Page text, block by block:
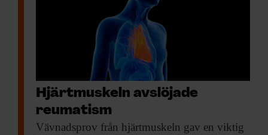
Hjärtmuskeln avslöjade
reumatism
Vävnadsprov från hjärtmuskeln gav en viktig